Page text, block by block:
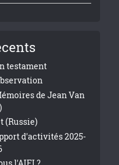
testament
de Jean Van
(Russie)
d'activités 2025-